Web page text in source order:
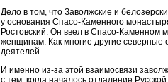
Дело в том, что Заволжские и
у основания Спасо-Каменного
Ростовский. Он ввел в Спасо-Каменном
женщинам. Как многие другие
деятелей.
И именно из-за этой взаимосвязи
с тем, когда началось отдаление